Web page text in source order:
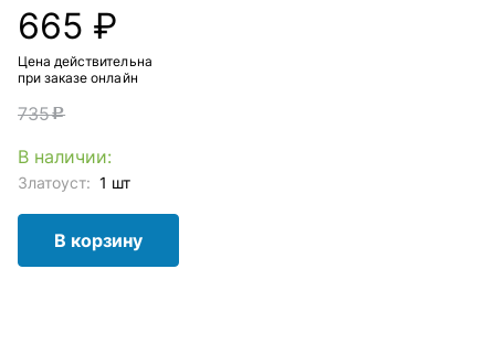
665 ₽
Цена действительна
при заказе онлайн
735c
В наличии:
Златоуст: 1 шт
В корзину